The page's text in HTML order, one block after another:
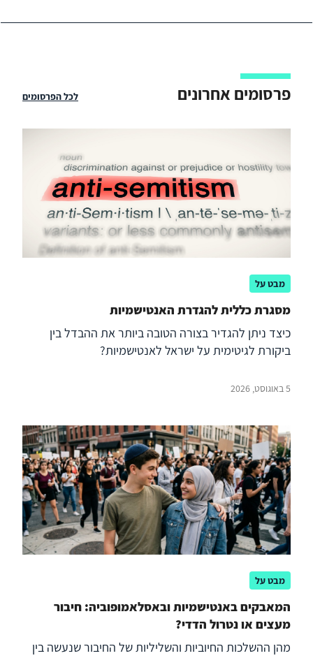
פרסומים אחרונים לכל הפרסומים
מבט על
מסגרת כללית להגדרת האנטישמיות
כיצד ניתן להגדיר בצורה הטובה ביותר את ההבדל בין
ביקורת לגיטימית על ישראל לאנטישמיות?
5 באוגוסט, 2026
מבט על
המאבקים באנטישמיות ובאסלאמופוביה: חיבור
מעצים או נטרול הדדי?
מהן ההשלכות החיוביות והשליליות של החיבור שנעשה בין